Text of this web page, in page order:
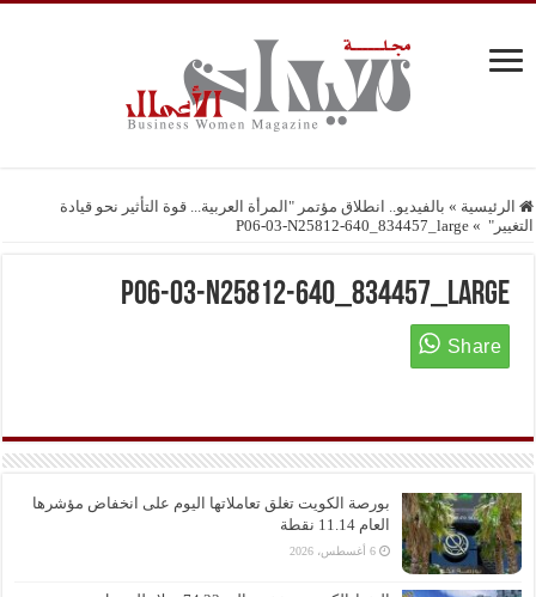
الرئيسية » بالفيديو.. انطلاق مؤتمر "المرأة العربية... قوة التأثير نحو قيادة
التغيير" »
P06-03-N25812-640_834457_large
P06-03-N25812-640_834457_large
بورصة الكويت تغلق تعاملاتها اليوم على انخفاض مؤشرها
العام 11.14 نقطة
6 أغسطس، 2026